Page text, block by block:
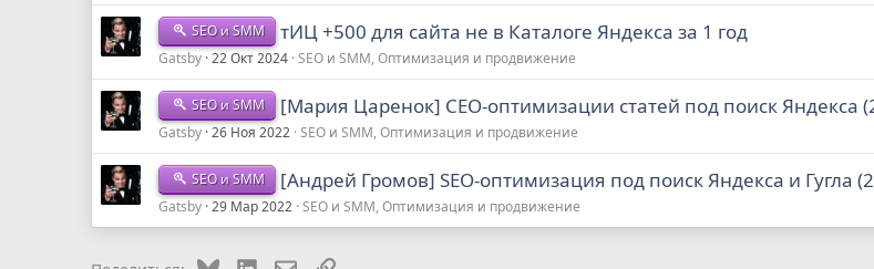
SEO и SMM тИЦ +500 для сайта не в Каталоге Яндекса за 1 год
Gatsby 22 Окт 2024 SEO и SMM, Оптимизация и продвижение
SEO и SMM [Мария Царенок] СЕО-оптимизации статей под поиск Яндекса
Gatsby 26 Ноя 2022 SEO и SMM, Оптимизация и продвижение
SEO и SMM [Андрей Громов] SEO-оптимизация под поиск Яндекса и Гугла
Gatsby 29 Мар 2022 SEO и SMM, Оптимизация и продвижение